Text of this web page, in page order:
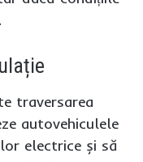
traversarea
autovehiculele
electrice și să